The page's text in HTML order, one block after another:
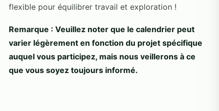
flexible pour équilibrer travail et exploration !
Remarque : Veuillez noter que le calendrier peut
varier légèrement en fonction du projet spécifique
auquel vous participez, mais nous veillerons à ce
que vous soyez toujours informé.